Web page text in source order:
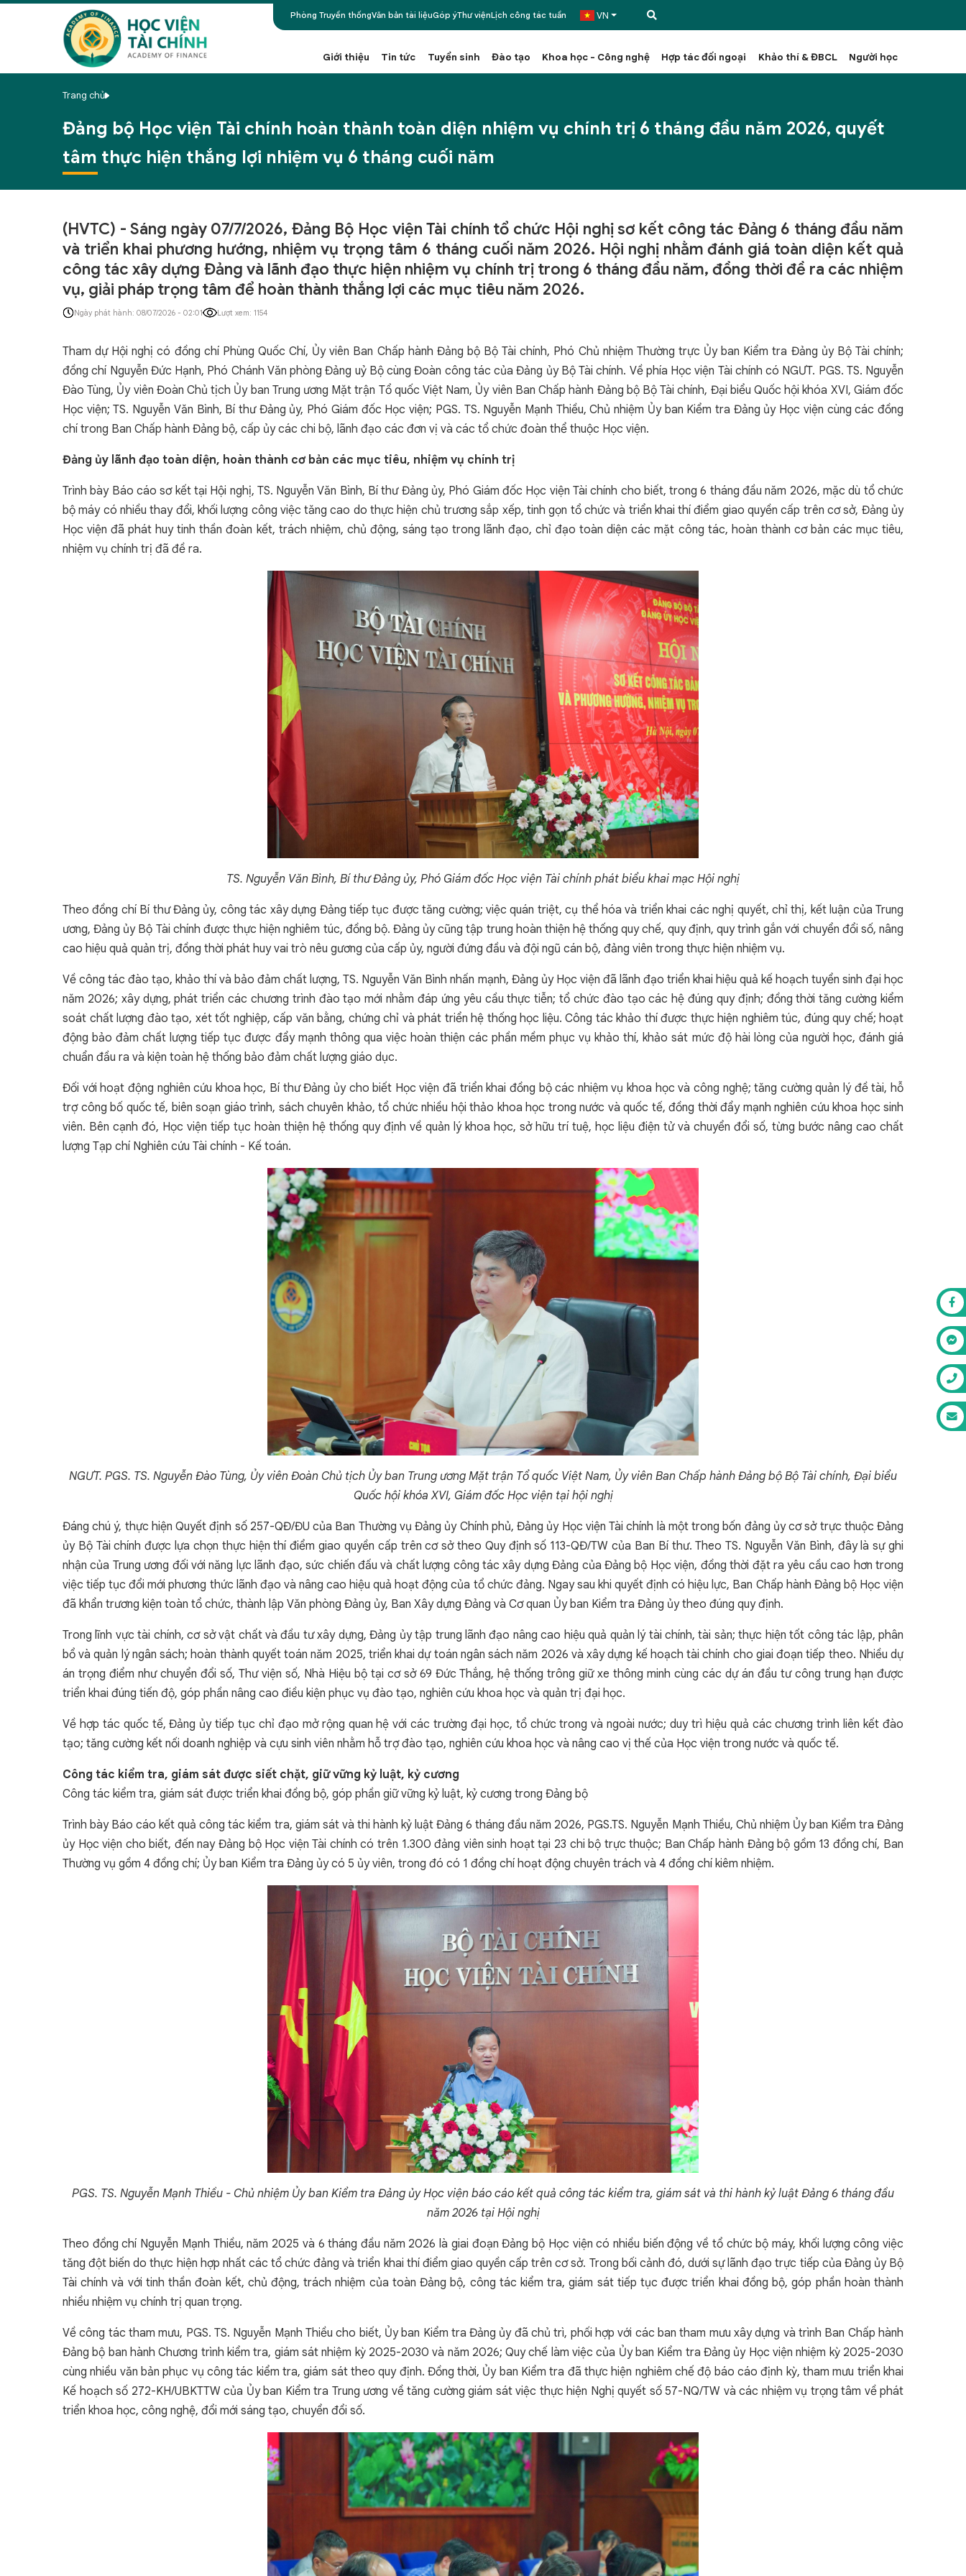
Phòng Truyền thốngVăn bản tài liệuGóp ýThư việnLịch công tác tuần VN
Giới thiệu Tin tức Tuyển sinh Đào tạo Khoa học - Công nghệ Hợp tác đối ngoại Khảo thí & ĐBCL Người học
Trang chủ
Đảng bộ Học viện Tài chính hoàn thành toàn diện nhiệm vụ chính trị 6 tháng đầu năm 2026, quyết
tâm thực hiện thắng lợi nhiệm vụ 6 tháng cuối năm
(HVTC) - Sáng ngày 07/7/2026, Đảng Bộ Học viện Tài chính tổ chức Hội nghị sơ kết công tác Đảng 6 tháng đầu năm
và triển khai phương hướng, nhiệm vụ trọng tâm 6 tháng cuối năm 2026. Hội nghị nhằm đánh giá toàn diện kết quả
công tác xây dựng Đảng và lãnh đạo thực hiện nhiệm vụ chính trị trong 6 tháng đầu năm, đồng thời đề ra các nhiệm
vụ, giải pháp trọng tâm để hoàn thành thắng lợi các mục tiêu năm 2026.
Ngày phát hành: 08/07/2026 - 02:01 Lượt xem: 1154
Tham dự Hội nghị có đồng chí Phùng Quốc Chí, Ủy viên Ban Chấp hành Đảng bộ Bộ Tài chính, Phó Chủ nhiệm Thường trực Ủy ban Kiểm tra Đảng ủy Bộ Tài chính;
đồng chí Nguyễn Đức Hạnh, Phó Chánh Văn phòng Đảng uỷ Bộ cùng Đoàn công tác của Đảng ủy Bộ Tài chính. Về phía Học viện Tài chính có NGƯT. PGS. TS. Nguyễn
Đào Tùng, Ủy viên Đoàn Chủ tịch Ủy ban Trung ương Mặt trận Tổ quốc Việt Nam, Ủy viên Ban Chấp hành Đảng bộ Bộ Tài chính, Đại biểu Quốc hội khóa XVI, Giám đốc
Học viện; TS. Nguyễn Văn Bình, Bí thư Đảng ủy, Phó Giám đốc Học viện; PGS. TS. Nguyễn Mạnh Thiều, Chủ nhiệm Ủy ban Kiểm tra Đảng ủy Học viện cùng các đồng
chí trong Ban Chấp hành Đảng bộ, cấp ủy các chi bộ, lãnh đạo các đơn vị và các tổ chức đoàn thể thuộc Học viện.
Đảng ủy lãnh đạo toàn diện, hoàn thành cơ bản các mục tiêu, nhiệm vụ chính trị
Trình bày Báo cáo sơ kết tại Hội nghị, TS. Nguyễn Văn Bình, Bí thư Đảng ủy, Phó Giám đốc Học viện Tài chính cho biết, trong 6 tháng đầu năm 2026, mặc dù tổ chức
bộ máy có nhiều thay đổi, khối lượng công việc tăng cao do thực hiện chủ trương sắp xếp, tinh gọn tổ chức và triển khai thí điểm giao quyền cấp trên cơ sở, Đảng ủy
Học viện đã phát huy tinh thần đoàn kết, trách nhiệm, chủ động, sáng tạo trong lãnh đạo, chỉ đạo toàn diện các mặt công tác, hoàn thành cơ bản các mục tiêu,
nhiệm vụ chính trị đã đề ra.
TS. Nguyễn Văn Bình, Bí thư Đảng ủy, Phó Giám đốc Học viện Tài chính phát biểu khai mạc Hội nghị
Theo đồng chí Bí thư Đảng ủy, công tác xây dựng Đảng tiếp tục được tăng cường; việc quán triệt, cụ thể hóa và triển khai các nghị quyết, chỉ thị, kết luận của Trung
ương, Đảng ủy Bộ Tài chính được thực hiện nghiêm túc, đồng bộ. Đảng ủy cũng tập trung hoàn thiện hệ thống quy chế, quy định, quy trình gắn với chuyển đổi số, nâng
cao hiệu quả quản trị, đồng thời phát huy vai trò nêu gương của cấp ủy, người đứng đầu và đội ngũ cán bộ, đảng viên trong thực hiện nhiệm vụ.
Về công tác đào tạo, khảo thí và bảo đảm chất lượng, TS. Nguyễn Văn Bình nhấn mạnh, Đảng ủy Học viện đã lãnh đạo triển khai hiệu quả kế hoạch tuyển sinh đại học
năm 2026; xây dựng, phát triển các chương trình đào tạo mới nhằm đáp ứng yêu cầu thực tiễn; tổ chức đào tạo các hệ đúng quy định; đồng thời tăng cường kiểm
soát chất lượng đào tạo, xét tốt nghiệp, cấp văn bằng, chứng chỉ và phát triển hệ thống học liệu. Công tác khảo thí được thực hiện nghiêm túc, đúng quy chế; hoạt
động bảo đảm chất lượng tiếp tục được đẩy mạnh thông qua việc hoàn thiện các phần mềm phục vụ khảo thí, khảo sát mức độ hài lòng của người học, đánh giá
chuẩn đầu ra và kiện toàn hệ thống bảo đảm chất lượng giáo dục.
Đối với hoạt động nghiên cứu khoa học, Bí thư Đảng ủy cho biết Học viện đã triển khai đồng bộ các nhiệm vụ khoa học và công nghệ; tăng cường quản lý đề tài, hỗ
trợ công bố quốc tế, biên soạn giáo trình, sách chuyên khảo, tổ chức nhiều hội thảo khoa học trong nước và quốc tế, đồng thời đẩy mạnh nghiên cứu khoa học sinh
viên. Bên cạnh đó, Học viện tiếp tục hoàn thiện hệ thống quy định về quản lý khoa học, sở hữu trí tuệ, học liệu điện tử và chuyển đổi số, từng bước nâng cao chất
lượng Tạp chí Nghiên cứu Tài chính - Kế toán.
NGƯT. PGS. TS. Nguyễn Đào Tùng, Ủy viên Đoàn Chủ tịch Ủy ban Trung ương Mặt trận Tổ quốc Việt Nam, Ủy viên Ban Chấp hành Đảng bộ Bộ Tài chính, Đại biểu
Quốc hội khóa XVI, Giám đốc Học viện tại hội nghị
Đáng chú ý, thực hiện Quyết định số 257-QĐ/ĐU của Ban Thường vụ Đảng ủy Chính phủ, Đảng ủy Học viện Tài chính là một trong bốn đảng ủy cơ sở trực thuộc Đảng
ủy Bộ Tài chính được lựa chọn thực hiện thí điểm giao quyền cấp trên cơ sở theo Quy định số 113-QĐ/TW của Ban Bí thư. Theo TS. Nguyễn Văn Bình, đây là sự ghi
nhận của Trung ương đối với năng lực lãnh đạo, sức chiến đấu và chất lượng công tác xây dựng Đảng của Đảng bộ Học viện, đồng thời đặt ra yêu cầu cao hơn trong
việc tiếp tục đổi mới phương thức lãnh đạo và nâng cao hiệu quả hoạt động của tổ chức đảng. Ngay sau khi quyết định có hiệu lực, Ban Chấp hành Đảng bộ Học viện
đã khẩn trương kiện toàn tổ chức, thành lập Văn phòng Đảng ủy, Ban Xây dựng Đảng và Cơ quan Ủy ban Kiểm tra Đảng ủy theo đúng quy định.
Trong lĩnh vực tài chính, cơ sở vật chất và đầu tư xây dựng, Đảng ủy tập trung lãnh đạo nâng cao hiệu quả quản lý tài chính, tài sản; thực hiện tốt công tác lập, phân
bổ và quản lý ngân sách; hoàn thành quyết toán năm 2025, triển khai dự toán ngân sách năm 2026 và xây dựng kế hoạch tài chính cho giai đoạn tiếp theo. Nhiều dự
án trọng điểm như chuyển đổi số, Thư viện số, Nhà Hiệu bộ tại cơ sở 69 Đức Thắng, hệ thống trông giữ xe thông minh cùng các dự án đầu tư công trung hạn được
triển khai đúng tiến độ, góp phần nâng cao điều kiện phục vụ đào tạo, nghiên cứu khoa học và quản trị đại học.
Về hợp tác quốc tế, Đảng ủy tiếp tục chỉ đạo mở rộng quan hệ với các trường đại học, tổ chức trong và ngoài nước; duy trì hiệu quả các chương trình liên kết đào
tạo; tăng cường kết nối doanh nghiệp và cựu sinh viên nhằm hỗ trợ đào tạo, nghiên cứu khoa học và nâng cao vị thế của Học viện trong nước và quốc tế.
Công tác kiểm tra, giám sát được siết chặt, giữ vững kỷ luật, kỷ cương
Công tác kiểm tra, giám sát được triển khai đồng bộ, góp phần giữ vững kỷ luật, kỷ cương trong Đảng bộ
Trình bày Báo cáo kết quả công tác kiểm tra, giám sát và thi hành kỷ luật Đảng 6 tháng đầu năm 2026, PGS.TS. Nguyễn Mạnh Thiều, Chủ nhiệm Ủy ban Kiểm tra Đảng
ủy Học viện cho biết, đến nay Đảng bộ Học viện Tài chính có trên 1.300 đảng viên sinh hoạt tại 23 chi bộ trực thuộc; Ban Chấp hành Đảng bộ gồm 13 đồng chí, Ban
Thường vụ gồm 4 đồng chí; Ủy ban Kiểm tra Đảng ủy có 5 ủy viên, trong đó có 1 đồng chí hoạt động chuyên trách và 4 đồng chí kiêm nhiệm.
PGS. TS. Nguyễn Mạnh Thiều - Chủ nhiệm Ủy ban Kiểm tra Đảng ủy Học viện báo cáo kết quả công tác kiểm tra, giám sát và thi hành kỷ luật Đảng 6 tháng đầu
năm 2026 tại Hội nghị
Theo đồng chí Nguyễn Mạnh Thiều, năm 2025 và 6 tháng đầu năm 2026 là giai đoạn Đảng bộ Học viện có nhiều biến động về tổ chức bộ máy, khối lượng công việc
tăng đột biến do thực hiện hợp nhất các tổ chức đảng và triển khai thí điểm giao quyền cấp trên cơ sở. Trong bối cảnh đó, dưới sự lãnh đạo trực tiếp của Đảng ủy Bộ
Tài chính và với tinh thần đoàn kết, chủ động, trách nhiệm của toàn Đảng bộ, công tác kiểm tra, giám sát tiếp tục được triển khai đồng bộ, góp phần hoàn thành
nhiều nhiệm vụ chính trị quan trọng.
Về công tác tham mưu, PGS. TS. Nguyễn Mạnh Thiều cho biết, Ủy ban Kiểm tra Đảng ủy đã chủ trì, phối hợp với các ban tham mưu xây dựng và trình Ban Chấp hành
Đảng bộ ban hành Chương trình kiểm tra, giám sát nhiệm kỳ 2025-2030 và năm 2026; Quy chế làm việc của Ủy ban Kiểm tra Đảng ủy Học viện nhiệm kỳ 2025-2030
cùng nhiều văn bản phục vụ công tác kiểm tra, giám sát theo quy định. Đồng thời, Ủy ban Kiểm tra đã thực hiện nghiêm chế độ báo cáo định kỳ, tham mưu triển khai
Kế hoạch số 272-KH/UBKTTW của Ủy ban Kiểm tra Trung ương về tăng cường giám sát việc thực hiện Nghị quyết số 57-NQ/TW và các nhiệm vụ trọng tâm về phát
triển khoa học, công nghệ, đổi mới sáng tạo, chuyển đổi số.